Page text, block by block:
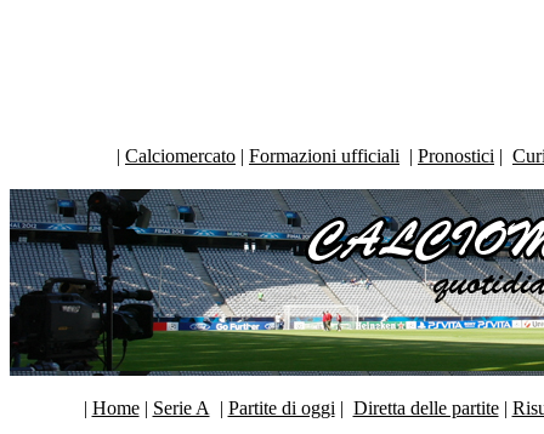
| Calciomercato | Formazioni ufficiali | Pronostici |
| Home| Serie A | Partite di oggi | Diretta delle partite|